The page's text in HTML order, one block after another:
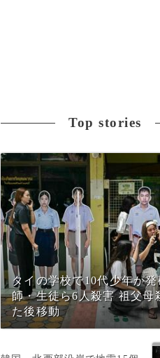
Top stories
タイの学校で10代少年が
師・生徒ら6人殺害 祖父母
た後移動